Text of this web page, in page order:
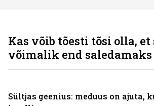
Kas võib tõesti tõsi olla, et
võimalik end saledamaks
Sültjas geenius: meduus on ajuta,